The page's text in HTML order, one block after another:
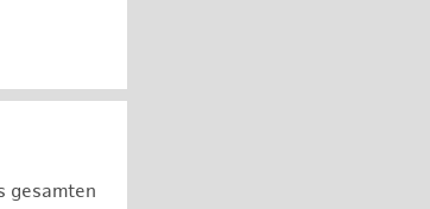
gesamten